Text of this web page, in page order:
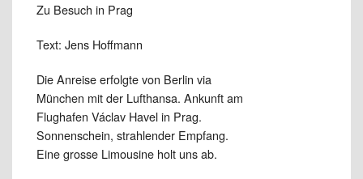
Zu Besuch in Prag
Text: Jens Hoffmann
Die Anreise erfolgte von Berlin via
München mit der Lufthansa. Ankunft am
Flughafen Václav Havel in Prag.
Sonnenschein, strahlender Empfang.
Eine grosse Limousine holt uns ab.